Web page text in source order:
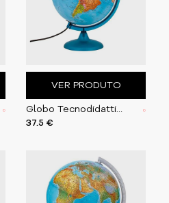
VER PRODUTO
Globo Tecnodidattica Night&Day 25cm
37.5 €